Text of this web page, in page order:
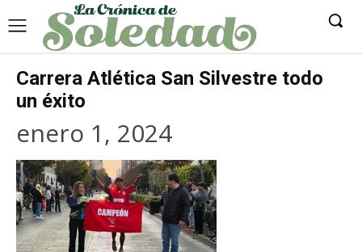
Carrera Atlética San Silvestre todo
un éxito
enero 1, 2024